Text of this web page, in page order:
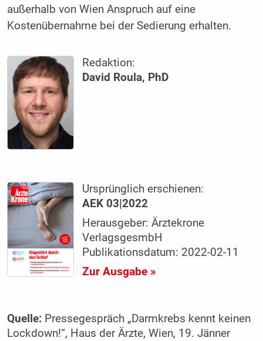
außerhalb von Wien Anspruch auf eine
Kostenübernahme bei der Sedierung erhalten.
Redaktion:
David Roula, PhD
Ursprünglich erschienen:
AEK 03|2022
Herausgeber: Ärztekrone
VerlagsgesmbH
Publikationsdatum: 2022-02-11
Zur Ausgabe »
Quelle:Pressegespräch „Darmkrebs kennt keinen
Lockdown!“, Haus der Ärzte, Wien, 19. Jänner